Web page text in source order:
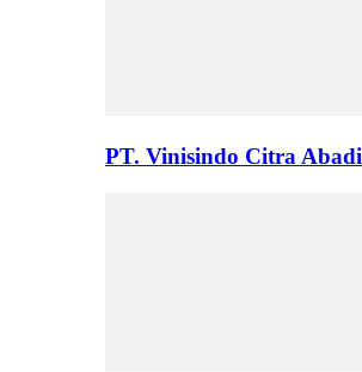
PT. Vinisindo Citra Abadi